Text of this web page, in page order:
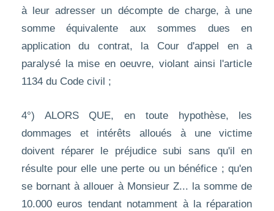
à leur adresser un décompte de charge, à une
somme équivalente aux sommes dues en
application du contrat, la Cour d'appel en a
paralysé la mise en oeuvre, violant ainsi l'article
1134 du Code civil ;
4°) ALORS QUE, en toute hypothèse, les
dommages et intérêts alloués à une victime
doivent réparer le préjudice subi sans qu'il en
résulte pour elle une perte ou un bénéfice ; qu'en
se bornant à allouer à Monsieur Z... la somme de
10.000 euros tendant notamment à la réparation